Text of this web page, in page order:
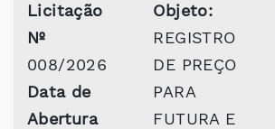
Licitação
Nº
008/2026
Data de
Abertura
Objeto:
REGISTRO
DE PREÇO
PARA
FUTURA E